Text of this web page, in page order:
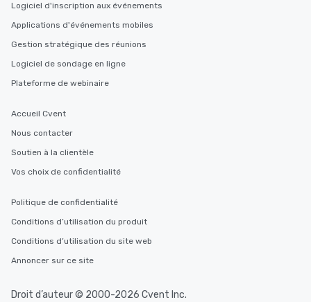
Logiciel d'inscription aux événements
Applications d'événements mobiles
Gestion stratégique des réunions
Logiciel de sondage en ligne
Plateforme de webinaire
Accueil Cvent
Nous contacter
Soutien à la clientèle
Vos choix de confidentialité
Politique de confidentialité
Conditions d’utilisation du produit
Conditions d’utilisation du site web
Annoncer sur ce site
Droit d’auteur © 2000-2026 Cvent Inc.